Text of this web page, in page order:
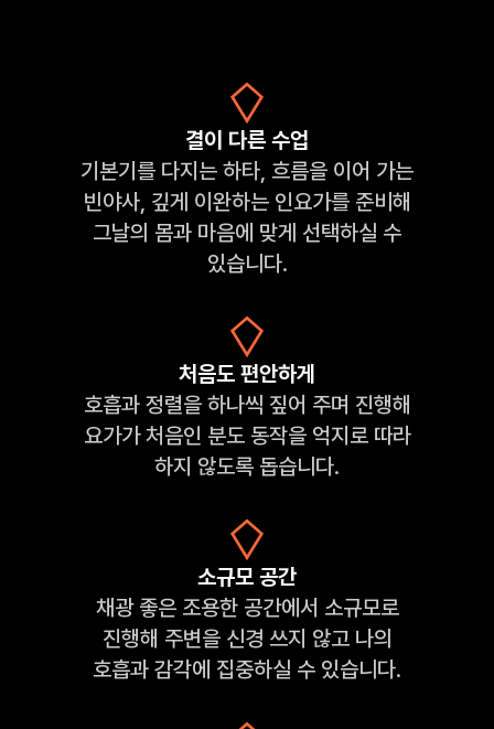
결이 다른 수업
기본기를 다지는 하타, 흐름을 이어 가는
빈야사, 깊게 이완하는 인요가를 준비해
그날의 몸과 마음에 맞게 선택하실 수
있습니다.
처음도 편안하게
호흡과 정렬을 하나씩 짚어 주며 진행해
요가가 처음인 분도 동작을 억지로 따라
하지 않도록 돕습니다.
소규모 공간
채광 좋은 조용한 공간에서 소규모로
진행해 주변을 신경 쓰지 않고 나의
호흡과 감각에 집중하실 수 있습니다.